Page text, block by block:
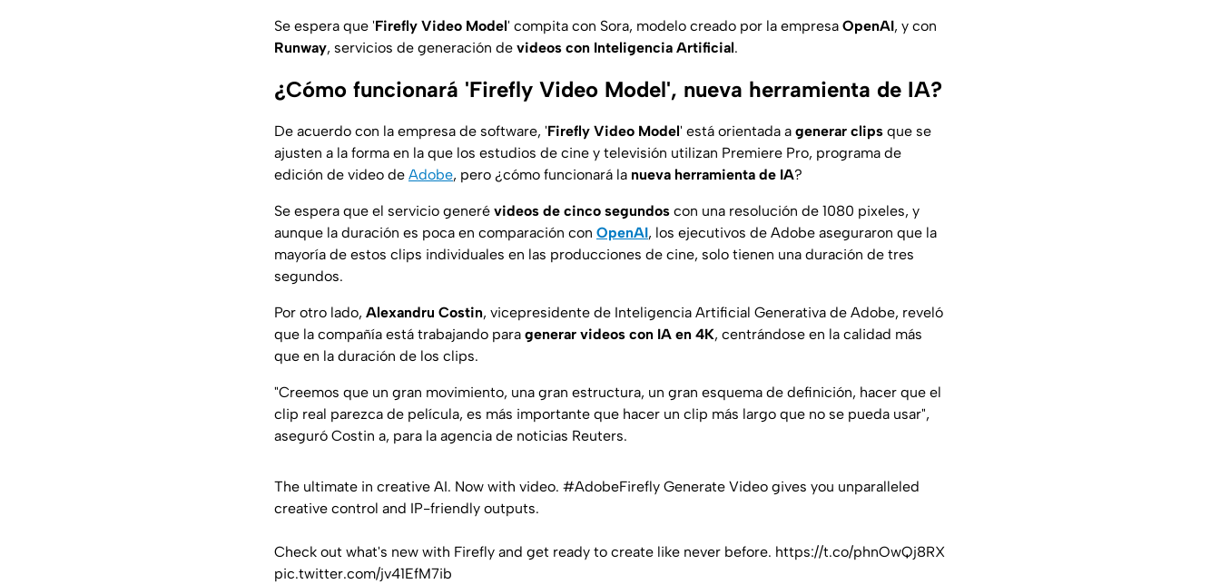
Se espera que 'Firefly Video Model' compita con Sora, modelo creado por la empresa OpenAI, y con
Runway, servicios de generación de videos con Inteligencia Artificial.
¿Cómo funcionará 'Firefly Video Model', nueva herramienta de IA?
De acuerdo con la empresa de software, 'Firefly Video Model' está orientada a generar clips que se
ajusten a la forma en la que los estudios de cine y televisión utilizan Premiere Pro, programa de
edición de video de Adobe, pero ¿cómo funcionará la nueva herramienta de IA?
Se espera que el servicio generé videos de cinco segundos con una resolución de 1080 pixeles, y
aunque la duración es poca en comparación con OpenAI, los ejecutivos de Adobe aseguraron que la
mayoría de estos clips individuales en las producciones de cine, solo tienen una duración de tres
segundos.
Por otro lado, Alexandru Costin, vicepresidente de Inteligencia Artificial Generativa de Adobe, reveló
que la compañía está trabajando para generar videos con IA en 4K, centrándose en la calidad más
que en la duración de los clips.
"Creemos que un gran movimiento, una gran estructura, un gran esquema de definición, hacer que el
clip real parezca de película, es más importante que hacer un clip más largo que no se pueda usar",
aseguró Costin a, para la agencia de noticias Reuters.
The ultimate in creative AI. Now with video. #AdobeFirefly Generate Video gives you unparalleled
creative control and IP-friendly outputs.
Check out what's new with Firefly and get ready to create like never before. https://t.co/phnOwQj8RX
pic.twitter.com/jv41EfM7ib